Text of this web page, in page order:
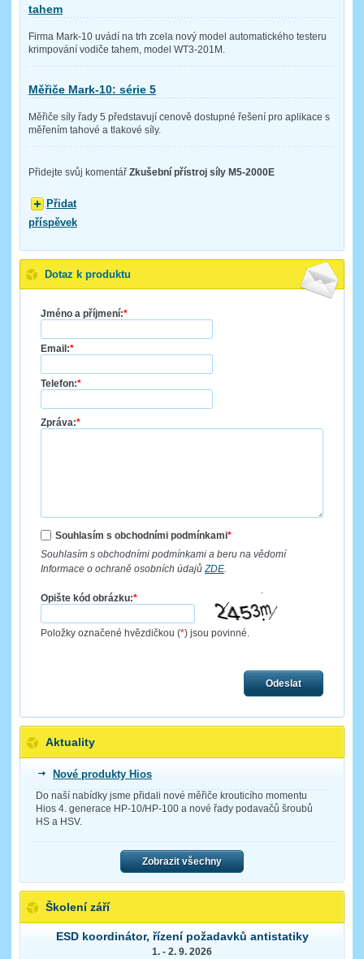
tahem
Firma Mark-10 uvádí na trh zcela nový model automatického testeru
krimpování vodiče tahem, model WT3-201M.
Měřiče Mark-10: série 5
Měřiče síly řady 5 představují cenově dostupné řešení pro aplikace s
měřením tahové a tlakové síly.
Přidejte svůj komentář Zkušební přístroj síly M5-2000E
Přidat
příspěvek
Dotaz k produktu
Jméno a příjmení:*
Email:*
Telefon:*
Zpráva:*
Souhlasím s obchodními podmínkami*
Souhlasím s obchodními podmínkami a beru na vědomí
Informace o ochraně osobních údajůZDE.
Opište kód obrázku:*
Položky označené hvězdičkou (*) jsou povinné.
Odeslat
Aktuality
Nové produkty Hios
Do naší nabídky jsme přidali nové měřiče krouticího momentu
Hios 4. generace HP-10/HP-100 a nové řady podavačů šroubů
HS a HSV.
Zobrazit všechny
Školení září
ESD koordinátor, řízení požadavků antistatiky
1. - 2. 9. 2026